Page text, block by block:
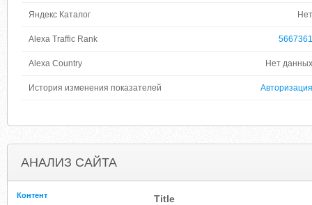
Яндекс Каталог Нет
Alexa Traffic Rank 5667361
Alexa Country Нет данных
История изменения показателей Авторизация
АНАЛИЗ САЙТА
Контент Title